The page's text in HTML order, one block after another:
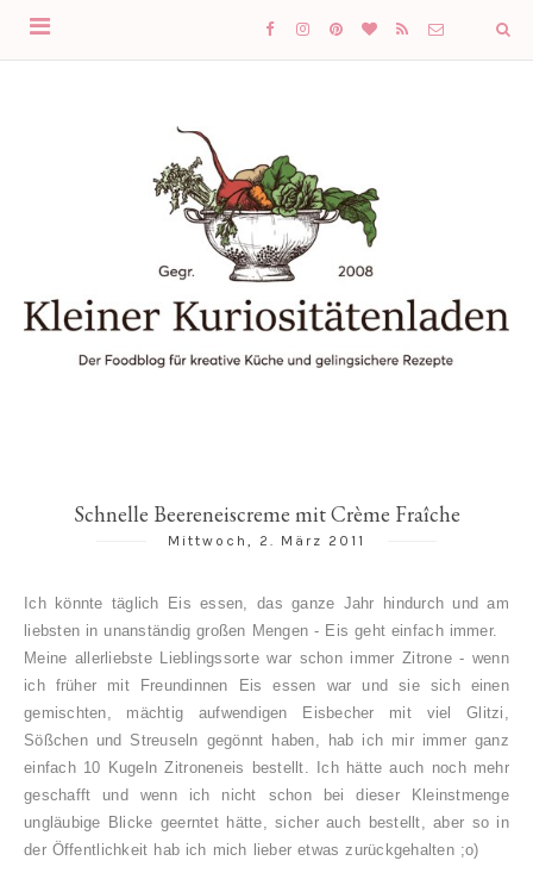
Schnelle Beereneiscreme mit Crème Fraîche
Mittwoch, 2. März 2011
Ich könnte täglich Eis essen, das ganze Jahr hindurch und am
liebsten in unanständig großen Mengen - Eis geht einfach immer.
Meine allerliebste Lieblingssorte war schon immer Zitrone - wenn
ich früher mit Freundinnen Eis essen war und sie sich einen
gemischten, mächtig aufwendigen Eisbecher mit viel Glitzi,
Sößchen und Streuseln gegönnt haben, hab ich mir immer ganz
einfach 10 Kugeln Zitroneneis bestellt. Ich hätte auch noch mehr
geschafft und wenn ich nicht schon bei dieser Kleinstmenge
ungläubige Blicke geerntet hätte, sicher auch bestellt, aber so in
der Öffentlichkeit hab ich mich lieber etwas zurückgehalten ;o)